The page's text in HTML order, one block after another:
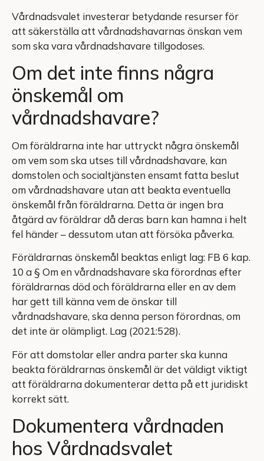
Vårdnadsvalet investerar betydande resurser för
att säkerställa att vårdnadshavarnas önskan vem
som ska vara vårdnadshavare tillgodoses.
Om det inte finns några
önskemål om
vårdnadshavare?
Om föräldrarna inte har uttryckt några önskemål
om vem som ska utses till vårdnadshavare, kan
domstolen och socialtjänsten ensamt fatta beslut
om vårdnadshavare utan att beakta eventuella
önskemål från föräldrarna. Detta är ingen bra
åtgärd av föräldrar då deras barn kan hamna i helt
fel händer – dessutom utan att försöka påverka.
Föräldrarnas önskemål beaktas enligt lag: FB 6 kap.
10 a § Om en vårdnadshavare ska förordnas efter
föräldrarnas död och föräldrarna eller en av dem
har gett till känna vem de önskar till
vårdnadshavare, ska denna person förordnas, om
det inte är olämpligt. Lag (2021:528).
För att domstolar eller andra parter ska kunna
beakta föräldrarnas önskemål är det väldigt viktigt
att föräldrarna dokumenterar detta på ett juridiskt
korrekt sätt.
Dokumentera vårdnaden
hos Vårdnadsvalet